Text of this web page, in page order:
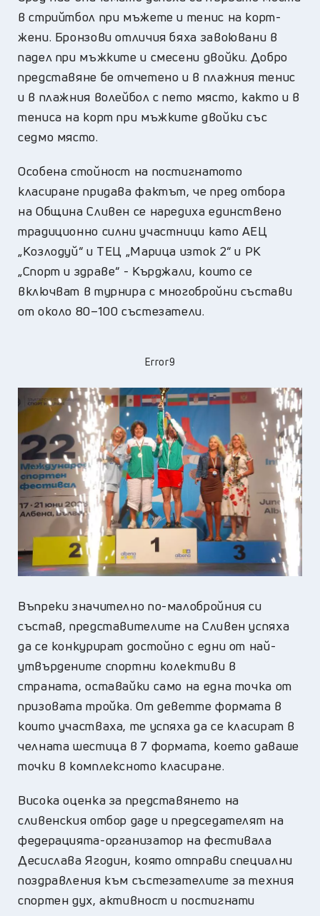
в стрийтбол при мъжете и тенис на корт-
жени. Бронзови отличия бяха завоювани в
падел при мъжките и смесени двойки. Добро
представяне бе отчетено и в плажния тенис
и в плажния волейбол с пето място, както и в
тениса на корт при мъжките двойки със
седмо място.
Особена стойност на постигнатото
класиране придава фактът, че пред отбора
на Община Сливен се наредиха единствено
традиционно силни участници като АЕЦ
„Козлодуй“ и ТЕЦ „Марица изток 2“ и РК
„Спорт и здраве“ - Кърджали, които се
включват в турнира с многобройни състави
от около 80–100 състезатели.
Error9
Въпреки значително по-малобройния си
състав, представителите на Сливен успяха
да се конкурират достойно с едни от най-
утвърдените спортни колективи в
страната, оставайки само на една точка от
призовата тройка. От деветте формата в
които участваха, те успяха да се класират в
челната шестица в 7 формата, което даваше
точки в комплексното класиране.
Висока оценка за представянето на
сливенския отбор даде и председателят на
федерацията-организатор на фестивала
Десислава Ягодин, която отправи специални
поздравления към състезателите за техния
спортен дух, активност и постигнати